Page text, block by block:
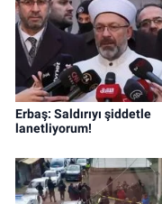
Erbaş: Saldırıyı şiddetle
lanetliyorum!